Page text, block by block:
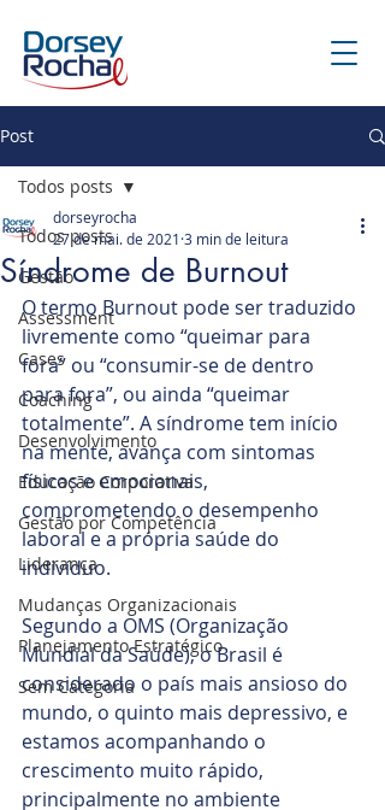
Post
Todos posts
Gestão
Assessment
Cases
Coaching
Desenvolvimento
Educação Corporativa
Gestão por Competência
Liderança
Mudanças Organizacionais
Planejamento Estratégico
Sem Categoria
Todos posts
Síndrome de Burnout
dorseyrocha
27 de mai. de 2021 3 min de leitura
O termo Burnout pode ser traduzido
livremente como “queimar para
fora” ou “consumir-se de dentro
para fora”, ou ainda “queimar
totalmente”. A síndrome tem início
na mente, avança com sintomas
físicos e emocionais,
comprometendo o desempenho
laboral e a própria saúde do
indivíduo.
Segundo a OMS (Organização
Mundial da Saúde), o Brasil é
considerado o país mais ansioso do
mundo, o quinto mais depressivo, e
estamos acompanhando o
crescimento muito rápido,
principalmente no ambiente